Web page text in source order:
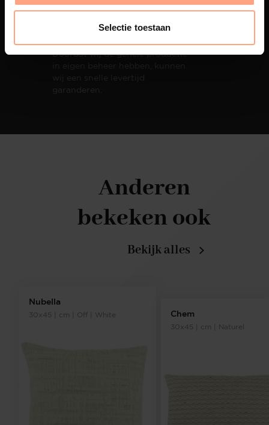
Selectie toestaan
Snelle levering
Doordat wij de gehele productie
garanderen.
Nubella
30x45 | cm | Off | White Chem
30x45 | cm | Naturel
Anderen
bekeken ook
Bekijk alles